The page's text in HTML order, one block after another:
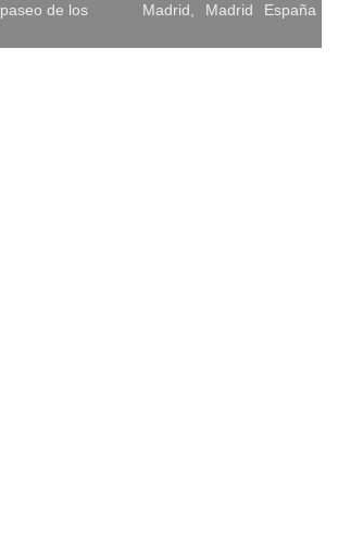
paseo de los
Madrid Madrid España